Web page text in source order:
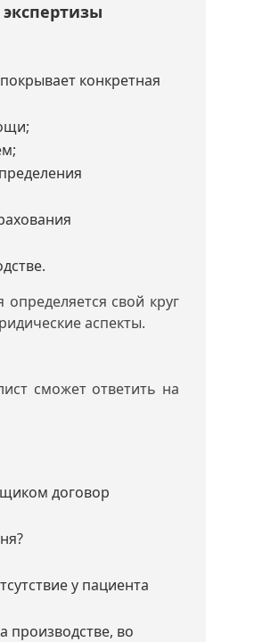
конкретная
свой круг
аспекты.
сможет ответить на
договор
у пациента
производстве, во